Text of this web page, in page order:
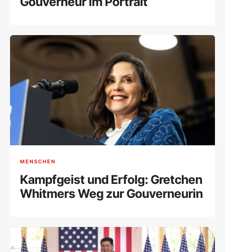
MENSCHEN
Kampfgeist und Erfolg: Gretchen
Whitmers Weg zur Gouverneurin